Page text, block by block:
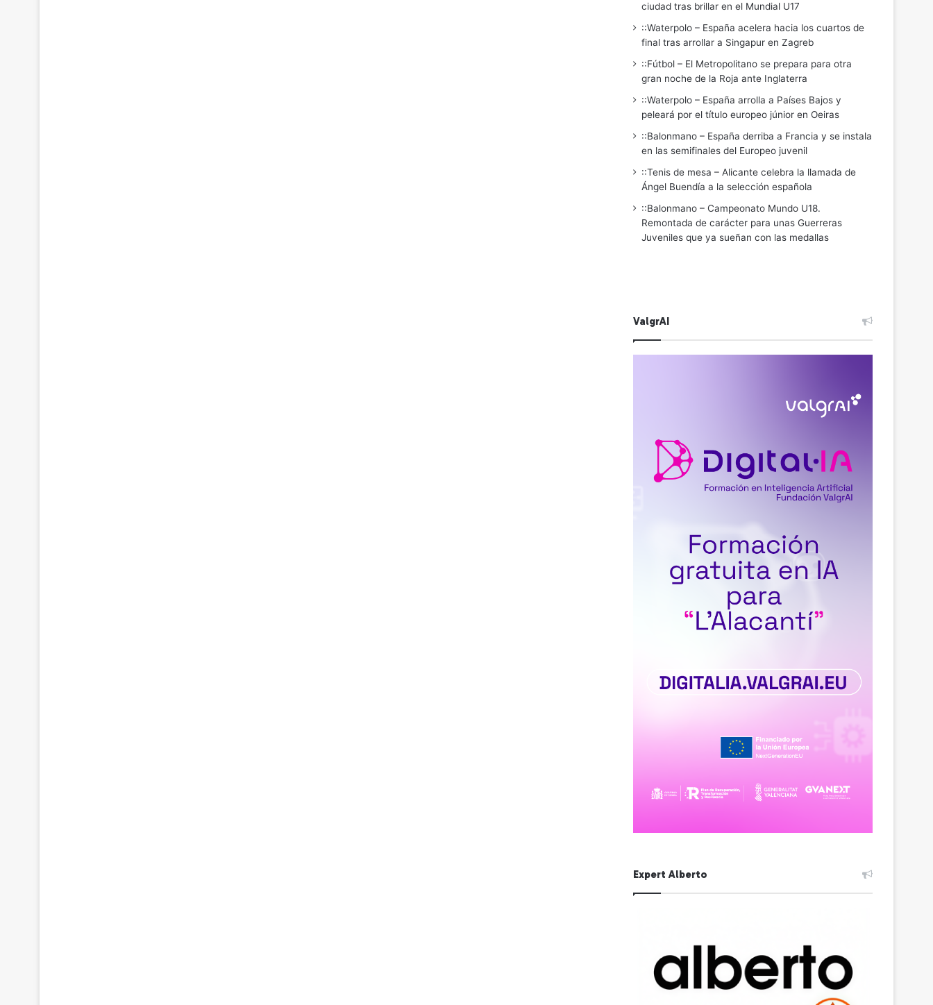
ciudad tras brillar en el Mundial U17
::Waterpolo – España acelera hacia los cuartos de
final tras arrollar a Singapur en Zagreb
::Fútbol – El Metropolitano se prepara para otra
gran noche de la Roja ante Inglaterra
::Waterpolo – España arrolla a Países Bajos y
peleará por el título europeo júnior en Oeiras
::Balonmano – España derriba a Francia y se instala
en las semifinales del Europeo juvenil
::Tenis de mesa – Alicante celebra la llamada de
Ángel Buendía a la selección española
::Balonmano – Campeonato Mundo U18.
Remontada de carácter para unas Guerreras
Juveniles que ya sueñan con las medallas
ValgrAI
Expert Alberto